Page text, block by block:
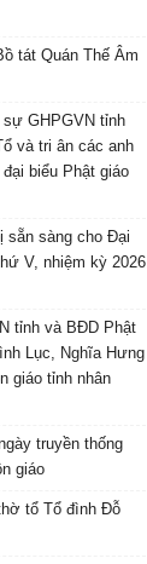
tát Quán Thế Âm
GHPGVN tỉnh
và tri ân các anh
biểu Phật giáo
sẵn sàng cho Đại
V, nhiệm kỳ 2026
tỉnh và BĐD Phật
Lục, Nghĩa Hưng
giáo tỉnh nhân
truyền thống
giáo
tổ Tổ đình Đỗ